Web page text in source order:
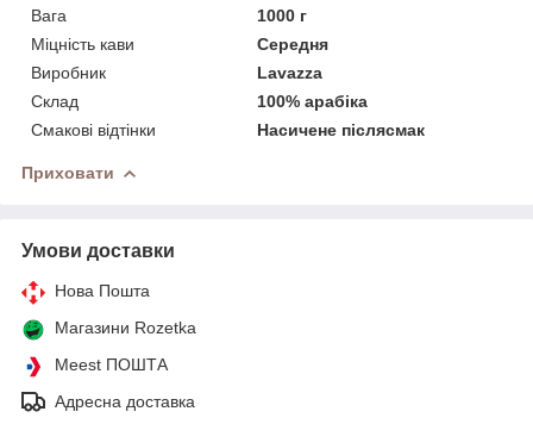
Вага
1000 г
Міцність кави
Середня
Виробник
Lavazza
Склад
100% арабіка
Смакові відтінки
Насичене післясмак
Приховати
Умови доставки
Нова Пошта
Магазини Rozetka
Meest ПОШТА
Адресна доставка